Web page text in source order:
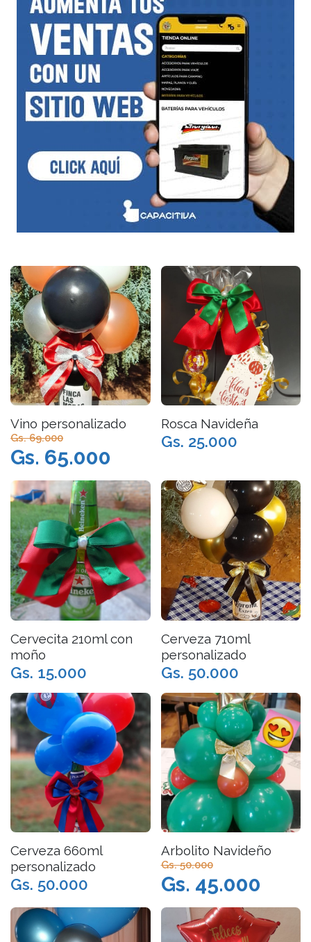
Vino personalizado
Gs. 69.000
Gs. 65.000
Rosca Navideña
Gs. 25.000
Cervecita 210ml con
moño
Gs. 15.000
Cerveza 710ml
personalizado
Gs. 50.000
Cerveza 660ml
personalizado
Gs. 50.000
Arbolito Navideño
Gs. 50.000
Gs. 45.000